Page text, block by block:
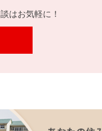
はお気軽に！